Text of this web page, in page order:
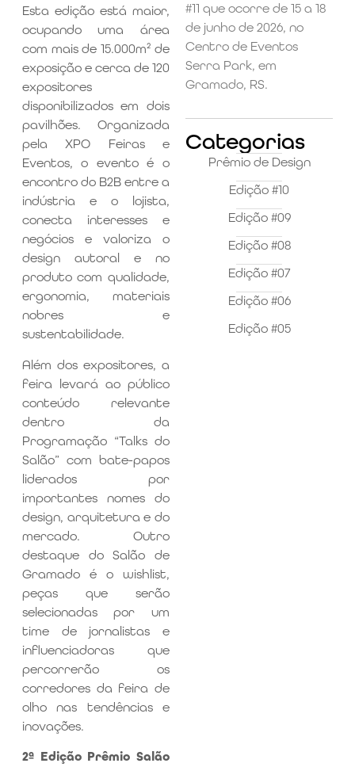
#11 que ocorre de 15 a 18
de junho de 2026, no
Centro de Eventos
Serra Park, em
Gramado, RS.
Categorias
Prêmio de Design
Edição #10
Edição #09
Edição #08
Edição #07
Edição #06
Edição #05
Esta edição está maior,
ocupando uma área
com mais de 15.000m² de
exposição e cerca de 120
expositores
disponibilizados em dois
pavilhões. Organizada
pela XPO Feiras e
Eventos, o evento é o
encontro do B2B entre a
indústria e o lojista,
conecta interesses e
negócios e valoriza o
design autoral e no
produto com qualidade,
ergonomia, materiais
nobres e
sustentabilidade.
Além dos expositores, a
feira levará ao público
conteúdo relevante
dentro da
Programação “Talks do
Salão” com bate-papos
liderados por
importantes nomes do
design, arquitetura e do
mercado. Outro
destaque do Salão de
Gramado é o wishlist,
peças que serão
selecionadas por um
time de jornalistas e
influenciadoras que
percorrerão os
corredores da feira de
olho nas tendências e
inovações.
2ª Edição Prêmio Salão